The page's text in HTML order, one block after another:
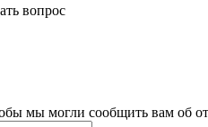
вопрос
мы могли сообщить вам об